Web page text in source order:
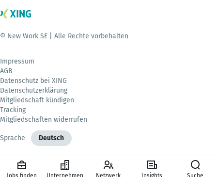
© New Work SE | Alle Rechte vorbehalten
Impressum
AGB
Datenschutz bei XING
Datenschutzerklärung
Mitgliedschaft kündigen
Tracking
Mitgliedschaften widerrufen
Sprache Deutsch
Jobs finden Unternehmen Netzwerk Insights Suche